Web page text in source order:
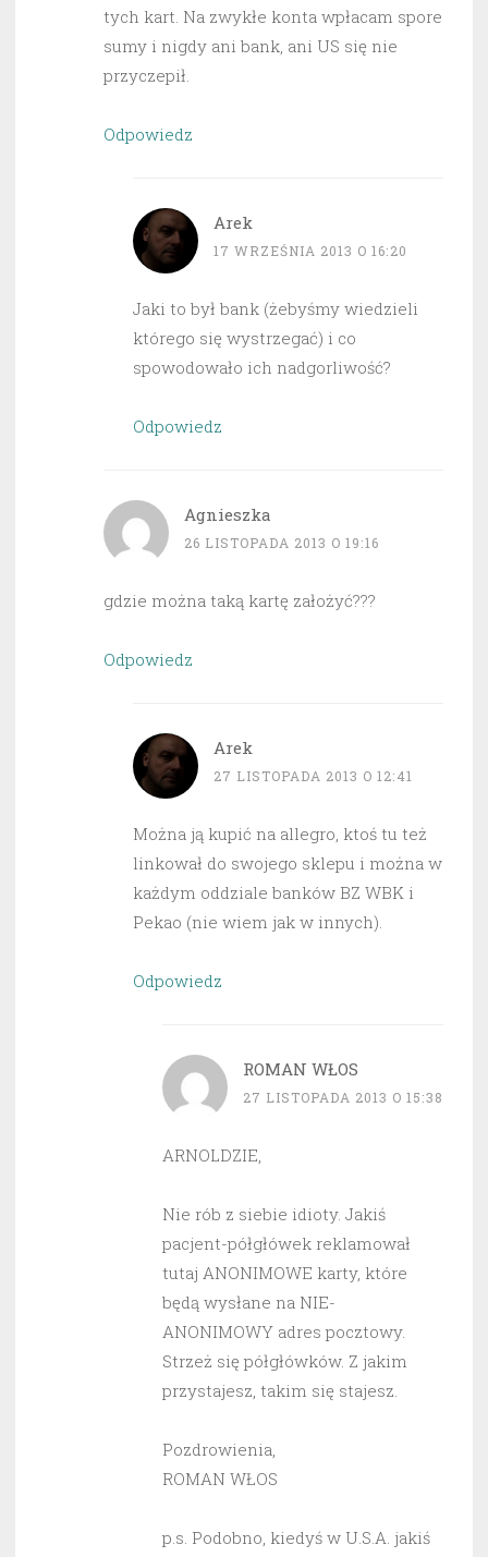
tych kart. Na zwykłe konta wpłacam spore
sumy i nigdy ani bank, ani US się nie
przyczepił.
Odpowiedz
Arek
17 WRZEŚNIA 2013 O 16:20
Jaki to był bank (żebyśmy wiedzieli
którego się wystrzegać) i co
spowodowało ich nadgorliwość?
Odpowiedz
Agnieszka
26 LISTOPADA 2013 O 19:16
gdzie można taką kartę założyć???
Odpowiedz
Arek
27 LISTOPADA 2013 O 12:41
Można ją kupić na allegro, ktoś tu też
linkował do swojego sklepu i można w
każdym oddziale banków BZ WBK i
Pekao (nie wiem jak w innych).
Odpowiedz
ROMAN WŁOS
27 LISTOPADA 2013 O 15:38
ARNOLDZIE,
Nie rób z siebie idioty. Jakiś
pacjent-półgłówek reklamował
tutaj ANONIMOWE karty, które
będą wysłane na NIE-
ANONIMOWY adres pocztowy.
Strzeż się półgłówków. Z jakim
przystajesz, takim się stajesz.
Pozdrowienia,
ROMAN WŁOS
p.s. Podobno, kiedyś w U.S.A. jakiś